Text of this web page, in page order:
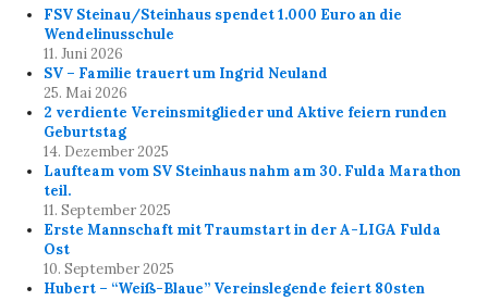
FSV Steinau/Steinhaus spendet 1.000 Euro an die
Wendelinusschule
11. Juni 2026
SV – Familie trauert um Ingrid Neuland
25. Mai 2026
2 verdiente Vereinsmitglieder und Aktive feiern runden
Geburtstag
14. Dezember 2025
Laufteam vom SV Steinhaus nahm am 30. Fulda Marathon
teil.
11. September 2025
Erste Mannschaft mit Traumstart in der A-LIGA Fulda
Ost
10. September 2025
Hubert – “Weiß-Blaue” Vereinslegende feiert 80sten